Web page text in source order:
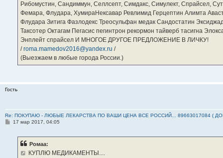
Рибомустин, Сандиммун, Селлсепт, Симдакс, Симулект, Спрайсел,
Фемара, Флудара, ХумираНексавар Ревлимид Герцептин Алимта
Флудара Зитига Фазлодекс Треосульфан медак Сандостатин
Таксотер Октагам Пегасис пегинтрон рекормон тайверб тасигна
Энплейт спрайсел И МНОГОЕ ДРУГОЕ ПРЕДЛОЖЕНИЕ В ЛИЧКУ!
/roma.mamedov2016@yandex.ru /
(Выезжаем в любые города России.)
Гость
Re: ПОКУПАЮ - ЛЮБЫЕ ЛЕКАРСТВА ПО ВАШИ ЦЕНА ВСЕ РОССИЙ... 89663017084 (
С17 мар 2017, 04:05
Ромаа:
КУПЛЮ МЕДИКАМЕНТЫ....